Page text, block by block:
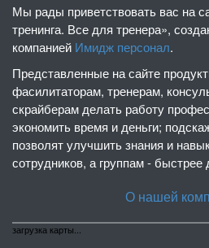
загрузка карты...
Мы рады приветствовать вас на
тренинга. Все для тренера»,
компанией Имидж персонал.
Представленные на сайте
фасилитаторам, тренерам,
скрайберам делать работу
экономить время и деньги;
позволят улучшить знания и
сотрудников, а группам - быстрее
О нашей